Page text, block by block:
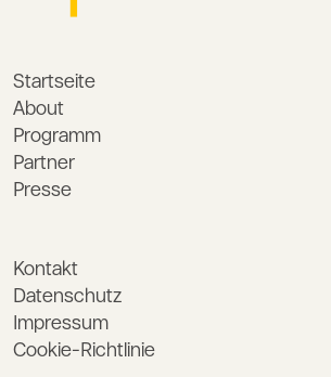
Startseite
About
Programm
Partner
Presse
Kontakt
Datenschutz
Impressum
Cookie-Richtlinie